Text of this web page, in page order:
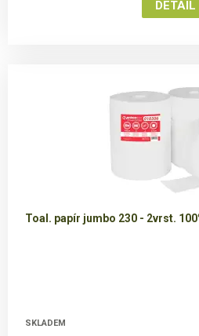
Toal. papír jumbo 230 - 2vrst.
SKLADEM